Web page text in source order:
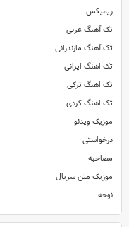
ریمیکس
تک آهنگ عربی
تک آهنگ مازندرانی
تک اهنگ ایرانی
تک اهنگ ترکی
تک اهنگ کردی
موزیک ویدئو
درخواستی
مصاحبه
موزیک متن سریال
نوحه